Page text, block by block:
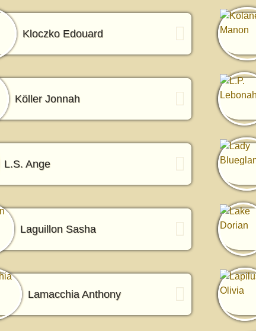
Kloczko Edouard
Köller Jonnah
L.S. Ange
Laguillon Sasha
Lamacchia Anthony